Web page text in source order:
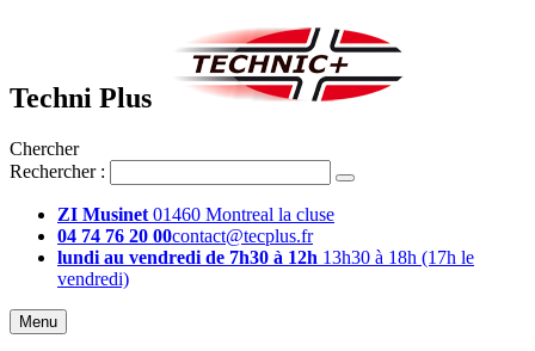
Techni Plus
Chercher
Rechercher :
ZI Musinet 01460 Montreal la cluse
04 74 76 20 00contact@tecplus.fr
lundi au vendredi de 7h30 à 12h 13h30 à 18h (17h le
vendredi)
Menu